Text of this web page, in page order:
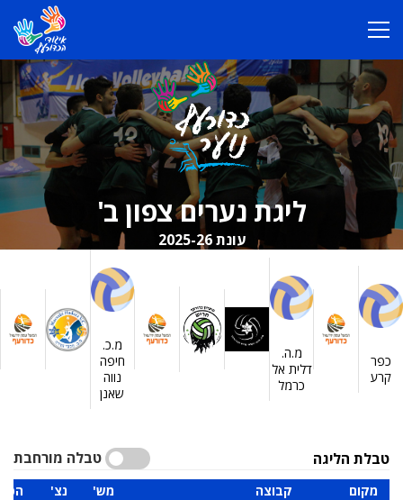
ליגת נערים צפון ב'
עונת 2025-26
מ.כ.
חיפה
נווה
שאנן
מ.ה.
דלית אל
כרמל
כפר
קרע
טבלה מורחבת טבלת הליגה
'הפ 'נצ 'מש קבוצה מקום